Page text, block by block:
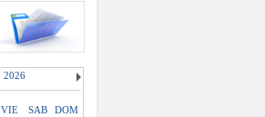
2026
VIE SAB DOM